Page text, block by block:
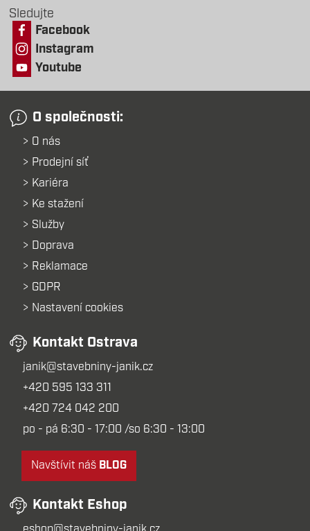
Sledujte
Facebook
Instagram
Youtube
O společnosti:
O nás
Prodejní síť
Kariéra
Ke stažení
Služby
Doprava
Reklamace
GDPR
Nastavení cookies
Kontakt Ostrava
janik@stavebniny-janik.cz
+420 595 133 311
+420 724 042 200
po - pá 6:30 - 17:00 /so 6:30 - 13:00
Navštívit náš BLOG
Kontakt Eshop